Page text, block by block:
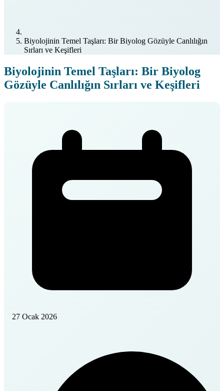
Biyolojinin Temel Taşları: Bir Biyolog Gözüyle Canlılığın
Sırları ve Keşifleri
Biyolojinin Temel Taşları: Bir Biyolog
Gözüyle Canlılığın Sırları ve Keşifleri
27 Ocak 2026